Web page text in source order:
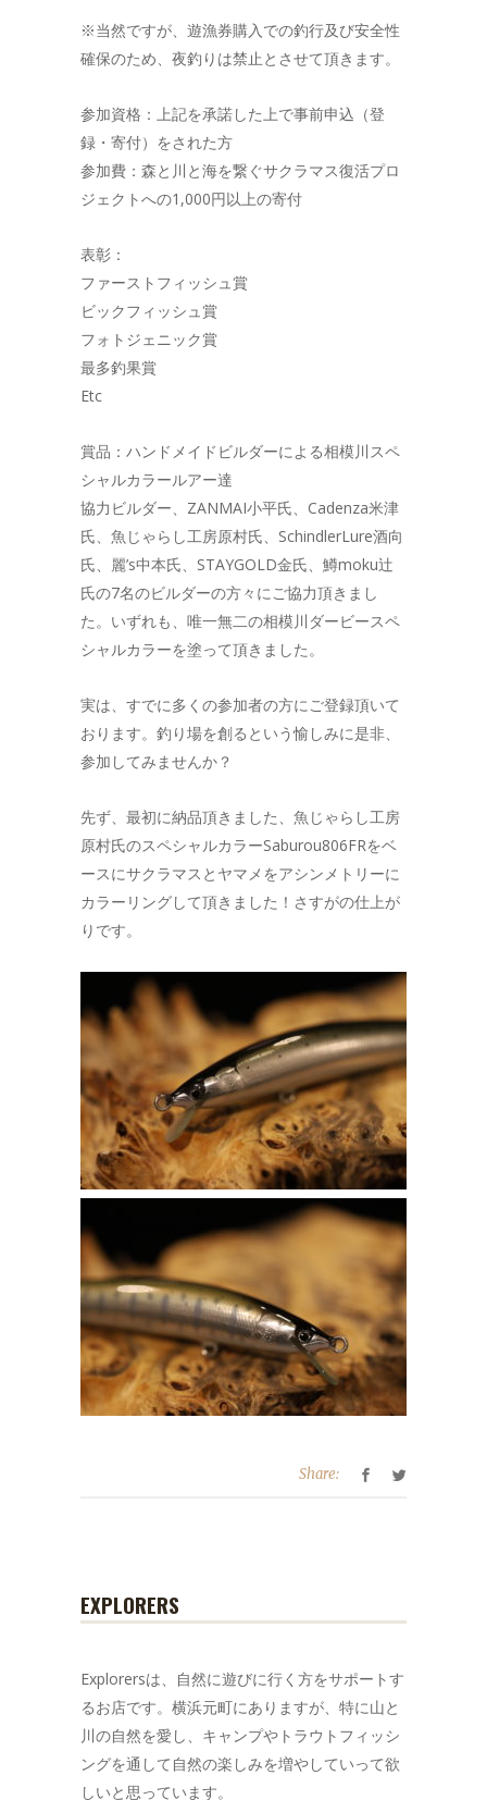
※当然ですが、遊漁券購入での釣行及び安全性
確保のため、夜釣りは禁止とさせて頂きます。
参加資格：上記を承諾した上で事前申込（登
録・寄付）をされた方
参加費：森と川と海を繋ぐサクラマス復活プロ
ジェクトへの1,000円以上の寄付
表彰：
ファーストフィッシュ賞
ビックフィッシュ賞
フォトジェニック賞
最多釣果賞
Etc
賞品：ハンドメイドビルダーによる相模川スペ
シャルカラールアー達
協力ビルダー、ZANMAI小平氏、Cadenza米津
氏、魚じゃらし工房原村氏、SchindlerLure酒向
氏、麗’s中本氏、STAYGOLD金氏、鱒moku辻
氏の7名のビルダーの方々にご協力頂きまし
た。いずれも、唯一無二の相模川ダービースペ
シャルカラーを塗って頂きました。
実は、すでに多くの参加者の方にご登録頂いて
おります。釣り場を創るという愉しみに是非、
参加してみませんか？
先ず、最初に納品頂きました、魚じゃらし工房
原村氏のスペシャルカラーSaburou806FRをベ
ースにサクラマスとヤマメをアシンメトリーに
カラーリングして頂きました！さすがの仕上が
りです。
Share:
EXPLORERS
Explorersは、自然に遊びに行く方をサポートす
るお店です。横浜元町にありますが、特に山と
川の自然を愛し、キャンプやトラウトフィッシ
ングを通して自然の楽しみを増やしていって欲
しいと思っています。